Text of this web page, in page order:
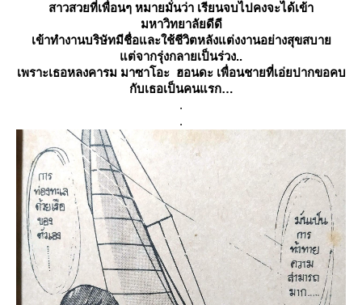
สาวสวยที่เพื่อนๆ หมายมั่นว่า เรียนจบไปคงจะได้เข้า
มหาวิทยาลัยดีดี
เข้าทำงานบริษัทมีชื่อและใช้ชีวิตหลังแต่งงานอย่างสุขสบา
ต่จากรุ่งกลายเป็นร่วง..
เพราะเธอหลงคารม มาซาโอะ ฮอนดะ เพื่อนชายที่เอ่ยปากขอคบ
กับเธอเป็นคนแรก
.
.